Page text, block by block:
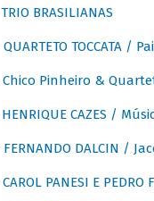
TRIO BRASILIANAS
QUARTETO TOCCATA /
Chico Pinheiro &
HENRIQUE CAZES /
FERNANDO DALCIN /
CAROL PANESI E PEDRO